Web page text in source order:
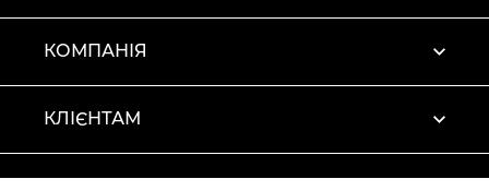
КОМПАНІЯ
КЛІЄНТАМ